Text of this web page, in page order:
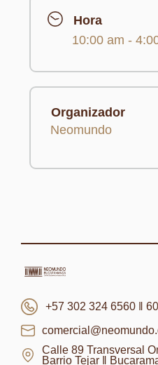
Hora
10:00 am -
Organizador
Neomundo
+57 302 324 6560 ‖
Calle 89 Transversal
Barrio Tejar ‖